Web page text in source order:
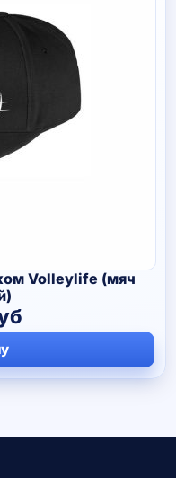
Volleylife (мяч